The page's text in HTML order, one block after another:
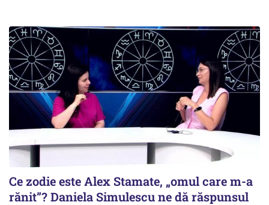
Ce zodie este Alex Stamate, „omul care m-a
rănit”? Daniela Simulescu ne dă răspunsul